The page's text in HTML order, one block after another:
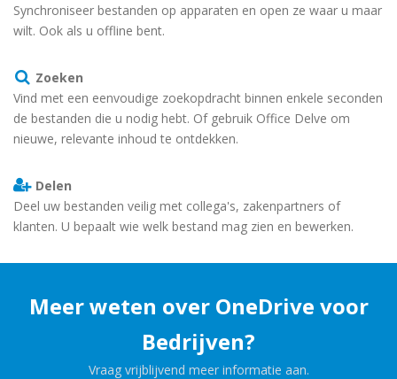
Synchroniseer bestanden op apparaten en open ze waar u maar
wilt. Ook als u offline bent.
Zoeken
Vind met een eenvoudige zoekopdracht binnen enkele seconden
de bestanden die u nodig hebt. Of gebruik Office Delve om
nieuwe, relevante inhoud te ontdekken.
Delen
Deel uw bestanden veilig met collega's, zakenpartners of
klanten. U bepaalt wie welk bestand mag zien en bewerken.
Meer weten over OneDrive voor
Bedrijven?
Vraag vrijblijvend meer informatie aan.